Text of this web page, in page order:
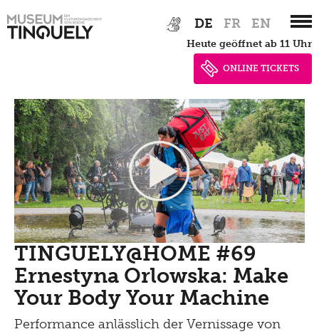
Hauptnavigation
to
DE FR EN
heute geöffnet ab 11 Uhr
ONLINE TICKETS
TINGUELY@HOME #69
Ernestyna Orlowska: Make
Your Body Your Machine
Performance anlässlich der Vernissage von